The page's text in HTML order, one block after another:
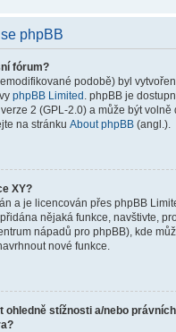
phpBB
fórum?
podobě) byl
phpBB Limited . phpBB je
2 (GPL-2.0) a může být volně
na stránku About phpBB (angl.).
XY?
a je licencován přes phpBB
nějaká funkce, navštivte,
nápadů pro phpBB), kde
nové funkce.
ohledně stížnosti a/nebo